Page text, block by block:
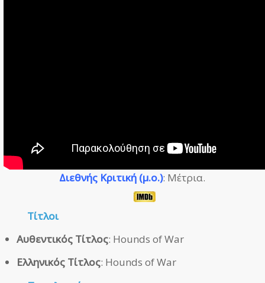
Διεθνής Κριτική (μ.ο.): Μέτρια.
Τίτλοι
Αυθεντικός Τίτλος: Hounds of War
Ελληνικός Τίτλος: Hounds of War